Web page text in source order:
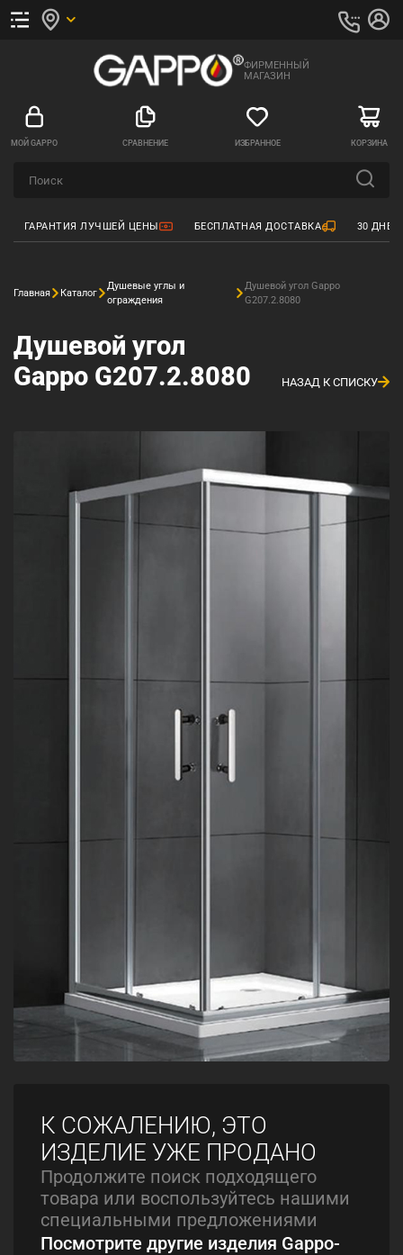
ФИРМЕННЫЙ
МАГАЗИН
МОЙ GAPPO СРАВНЕНИЕ ИЗБРАННОЕ КОРЗИНА
ГАРАНТИЯ ЛУЧШЕЙ ЦЕНЫ БЕСПЛАТНАЯ ДОСТАВКА 30
Главная Каталог
Душевые углы и
ограждения
Душевой угол Gappo
G207.2.8080
Душевой угол
Gappo G207.2.8080
НАЗАД К СПИСКУ
К СОЖАЛЕНИЮ, ЭТО
ИЗДЕЛИЕ УЖЕ ПРОДАНО
Продолжите поиск подходящего
товара или воспользуйтесь нашими
специальными предложениями
Посмотрите другие изделия Gappo-